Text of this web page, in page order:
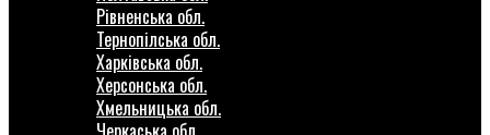
Рівненська обл.
Тернопілська обл.
Харківська обл.
Херсонська обл.
Хмельницька обл.